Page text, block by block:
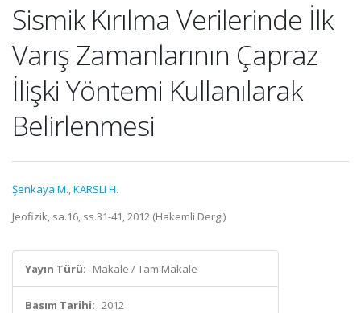
Sismik Kırılma Verilerinde İlk
Varış Zamanlarının Çapraz
İlişki Yöntemi Kullanılarak
Belirlenmesi
Şenkaya M.,KARSLI H.
Jeofizik, sa.16, ss.31-41, 2012 (Hakemli Dergi)
Yayın Türü: Makale / Tam Makale
Basım Tarihi: 2012